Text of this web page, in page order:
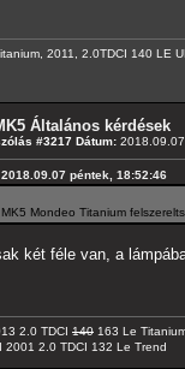
2011, 2.0TDCI 140 LE
Általános kérdések
#3217 Dátum:
péntek, 18:52:46
Mondeo Titanium
két féle van, a
2.0 TDCI 140 163 Le
2001 2.0 TDCI 132 Le Trend